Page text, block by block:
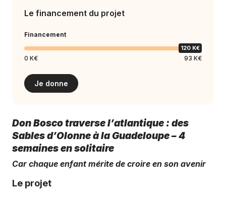
Le financement du projet
Financement
120 K€
0 K€ 93 K€
Je donne
Don Bosco traverse l’atlantique : des
Sables d’Olonne à la Guadeloupe – 4
semaines en solitaire
Car chaque enfant mérite de croire en son avenir
Le projet